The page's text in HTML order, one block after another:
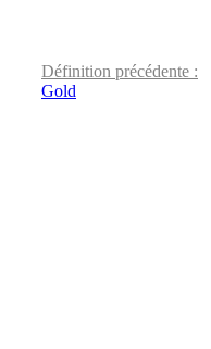
Définition précédente :
Gold